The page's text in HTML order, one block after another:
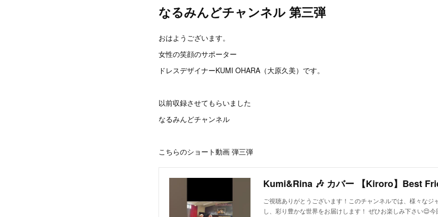
なるみんどチャンネル 第三弾
おはようございます。
女性の笑顔のサポーター
ドレスデザイナーKUMI OHARA（大原久美）です。
以前収録させてもらいました
なるみんどチャンネル
こちらのショート動画 弾三弾
Kumi&Rina 🎶 カバー 【Kiroro】Best
ご視聴ありがとうございます！このチャンネルでは、様々なジ
し、彩り豊かな世界をお届けします！ ぜひお楽しみ下さい😌